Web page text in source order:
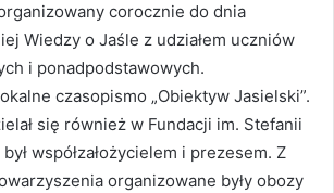
corocznie do dnia
Wiedzy o Jaśle z udziałem uczniów
i ponadpodstawowych.
czasopismo „Obiektyw Jasielski”.
się również w Fundacji im. Stefanii
współzałożycielem i prezesem. Z
organizowane były obozy